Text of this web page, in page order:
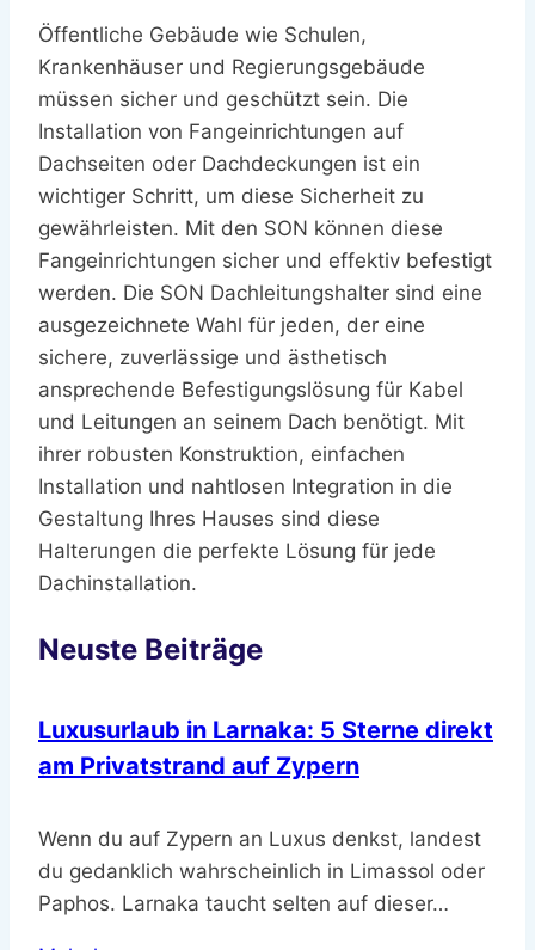
Öffentliche Gebäude wie Schulen,
Krankenhäuser und Regierungsgebäude
müssen sicher und geschützt sein. Die
Installation von Fangeinrichtungen auf
Dachseiten oder Dachdeckungen ist ein
wichtiger Schritt, um diese Sicherheit zu
gewährleisten. Mit den SON können diese
Fangeinrichtungen sicher und effektiv befestigt
werden. Die SON Dachleitungshalter sind eine
ausgezeichnete Wahl für jeden, der eine
sichere, zuverlässige und ästhetisch
ansprechende Befestigungslösung für Kabel
und Leitungen an seinem Dach benötigt. Mit
ihrer robusten Konstruktion, einfachen
Installation und nahtlosen Integration in die
Gestaltung Ihres Hauses sind diese
Halterungen die perfekte Lösung für jede
Dachinstallation.
Neuste Beiträge
Luxusurlaub in Larnaka: 5 Sterne direkt
am Privatstrand auf Zypern
Wenn du auf Zypern an Luxus denkst, landest
du gedanklich wahrscheinlich in Limassol oder
Paphos. Larnaka taucht selten auf dieser…